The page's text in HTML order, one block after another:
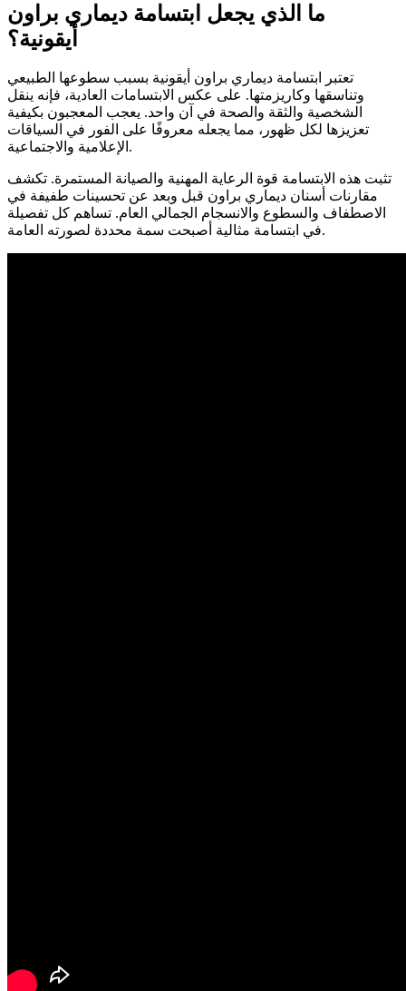
ما الذي يجعل ابتسامة ديماري براون
أيقونية؟
تعتبر ابتسامة ديماري براون أيقونية بسبب سطوعها الطبيعي
وتناسقها وكاريزمتها. على عكس الابتسامات العادية، فإنه ينقل
الشخصية والثقة والصحة في آن واحد. يعجب المعجبون بكيفية
تعزيزها لكل ظهور، مما يجعله معروفًا على الفور في السياقات
الإعلامية والاجتماعية.
تثبت هذه الابتسامة قوة الرعاية المهنية والصيانة المستمرة. تكشف
مقارنات أسنان ديماري براون قبل وبعد عن تحسينات طفيفة في
الاصطفاف والسطوع والانسجام الجمالي العام. تساهم كل تفصيلة
في ابتسامة مثالية أصبحت سمة محددة لصورته العامة.